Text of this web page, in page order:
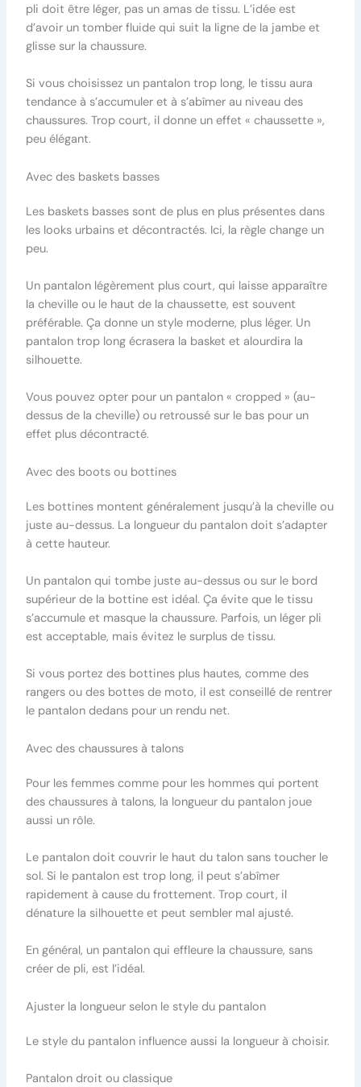
pli doit être léger, pas un amas de tissu. L’idée est
d’avoir un tomber fluide qui suit la ligne de la jambe et
glisse sur la chaussure.
Si vous choisissez un pantalon trop long, le tissu aura
tendance à s’accumuler et à s’abîmer au niveau des
chaussures. Trop court, il donne un effet « chaussette »,
peu élégant.
Avec des baskets basses
Les baskets basses sont de plus en plus présentes dans
les looks urbains et décontractés. Ici, la règle change un
peu.
Un pantalon légèrement plus court, qui laisse apparaître
la cheville ou le haut de la chaussette, est souvent
préférable. Ça donne un style moderne, plus léger. Un
pantalon trop long écrasera la basket et alourdira la
silhouette.
Vous pouvez opter pour un pantalon « cropped » (au-
dessus de la cheville) ou retroussé sur le bas pour un
effet plus décontracté.
Avec des boots ou bottines
Les bottines montent généralement jusqu’à la cheville ou
juste au-dessus. La longueur du pantalon doit s’adapter
à cette hauteur.
Un pantalon qui tombe juste au-dessus ou sur le bord
supérieur de la bottine est idéal. Ça évite que le tissu
s’accumule et masque la chaussure. Parfois, un léger pli
est acceptable, mais évitez le surplus de tissu.
Si vous portez des bottines plus hautes, comme des
rangers ou des bottes de moto, il est conseillé de rentrer
le pantalon dedans pour un rendu net.
Avec des chaussures à talons
Pour les femmes comme pour les hommes qui portent
des chaussures à talons, la longueur du pantalon joue
aussi un rôle.
Le pantalon doit couvrir le haut du talon sans toucher le
sol. Si le pantalon est trop long, il peut s’abîmer
rapidement à cause du frottement. Trop court, il
dénature la silhouette et peut sembler mal ajusté.
En général, un pantalon qui effleure la chaussure, sans
créer de pli, est l’idéal.
Ajuster la longueur selon le style du pantalon
Le style du pantalon influence aussi la longueur à choisir.
Pantalon droit ou classique